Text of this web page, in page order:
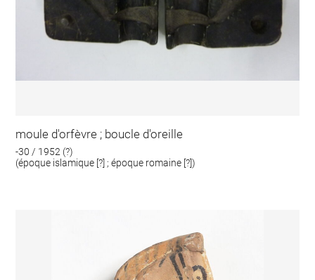
moule d'orfèvre ; boucle d'oreille
-30 / 1952 (?)
(époque islamique [?] ; époque romaine [?])